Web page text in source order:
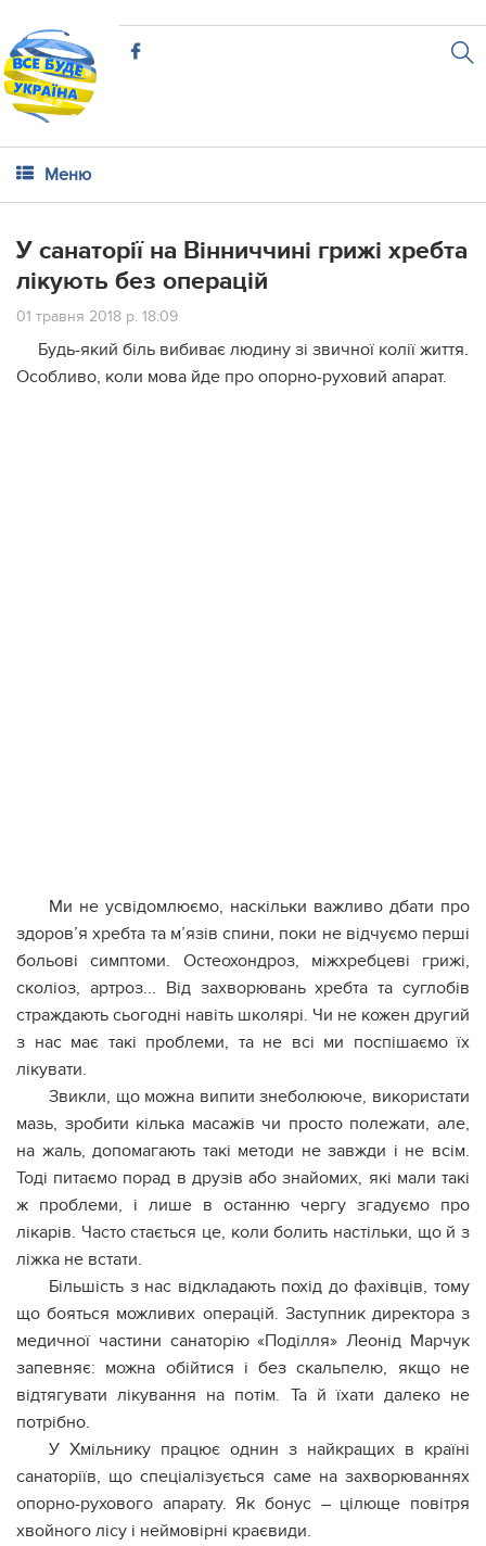
Меню
У санаторії на Вінниччині грижі хребта
лікують без операцій
01 травня 2018 р. 18:09
Будь-який біль вибиває людину зі звичної колії життя.
Особливо, коли мова йде про опорно-руховий апарат.
Ми не усвідомлюємо, наскільки важливо дбати про
здоров’я хребта та м’язів спини, поки не відчуємо перші
больові симптоми. Остеохондроз, міжхребцеві грижі,
сколіоз, артроз... Від захворювань хребта та суглобів
страждають сьогодні навіть школярі. Чи не кожен другий
з нас має такі проблеми, та не всі ми поспішаємо їх
лікувати.
Звикли, що можна випити знеболююче, використати
мазь, зробити кілька масажів чи просто полежати, але,
на жаль, допомагають такі методи не завжди і не всім.
Тоді питаємо порад в друзів або знайомих, які мали такі
ж проблеми, і лише в останню чергу згадуємо про
лікарів. Часто стається це, коли болить настільки, що й з
ліжка не встати.
Більшість з нас відкладають похід до фахівців, тому
що бояться можливих операцій. Заступник директора з
медичної частини санаторію «Поділля» Леонід Марчук
запевняє: можна обійтися і без скальпелю, якщо не
відтягувати лікування на потім. Та й їхати далеко не
потрібно.
У Хмільнику працює однин з найкращих в країні
санаторіїв, що спеціалізується саме на захворюваннях
опорно-рухового апарату. Як бонус – цілюще повітря
хвойного лісу і неймовірні краєвиди.